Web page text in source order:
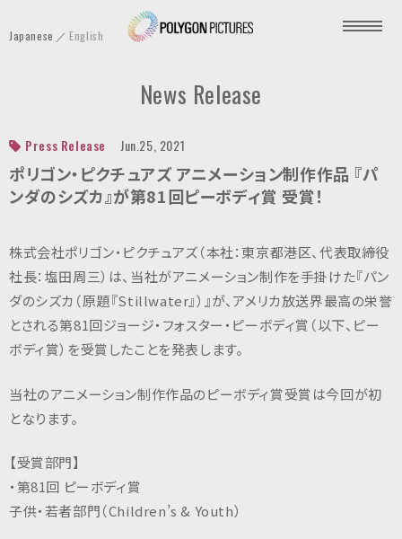
P
o
o
P
t
u
I
Japanese English
News Release
Press Release Jun.25, 2021
ポリゴン・ピクチュアズ アニメーション制作作品 『パ
ンダのシズカ』が第81回ピーボディ賞 受賞！
株式会社ポリゴン・ピクチュアズ（本社：東京都港区、代表取締役
社長：塩田周三）は、当社がアニメーション制作を手掛けた『パン
ダのシズカ（原題『Stillwater』）』が、アメリカ放送界最高の栄誉
とされる第81回ジョージ・フォスター・ピーボディ賞（以下、ピー
ボディ賞）を受賞したことを発表します。
当社のアニメーション制作作品のピーボディ賞受賞は今回が初
となります。
【受賞部門】
・第81回 ピーボディ賞
子供・若者部門（Children’s & Youth）